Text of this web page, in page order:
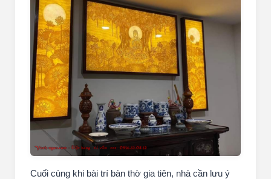
Cuối cùng khi bài trí bàn thờ gia tiên, nhà cần lưu ý